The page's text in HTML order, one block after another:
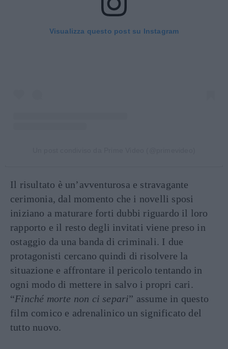
Visualizza questo post su Instagram
Il risultato è un’avventurosa e stravagante
cerimonia, dal momento che i novelli sposi
iniziano a maturare forti dubbi riguardo il loro
rapporto e il resto degli invitati viene preso in
ostaggio da una banda di criminali. I due
protagonisti cercano quindi di risolvere la
situazione e affrontare il pericolo tentando in
ogni modo di mettere in salvo i propri cari.
“Finché morte non ci separi” assume in questo
film comico e adrenalinico un significato del
tutto nuovo.